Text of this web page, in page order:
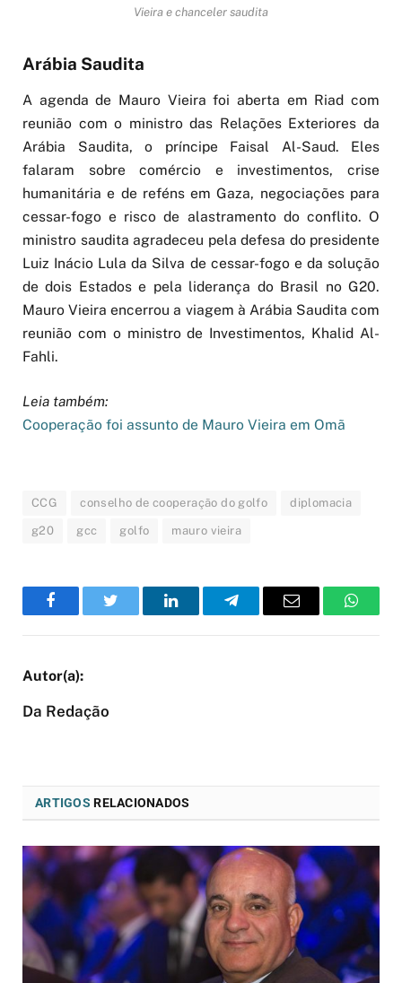
Vieira e chanceler saudita
Arábia Saudita
A agenda de Mauro Vieira foi aberta em Riad com
reunião com o ministro das Relações Exteriores da
Arábia Saudita, o príncipe Faisal Al-Saud. Eles
falaram sobre comércio e investimentos, crise
humanitária e de reféns em Gaza, negociações para
cessar-fogo e risco de alastramento do conflito. O
ministro saudita agradeceu pela defesa do presidente
Luiz Inácio Lula da Silva de cessar-fogo e da solução
de dois Estados e pela liderança do Brasil no G20.
Mauro Vieira encerrou a viagem à Arábia Saudita com
reunião com o ministro de Investimentos, Khalid Al-
Fahli.
Leia também:
Cooperação foi assunto de Mauro Vieira em Omã
CCG conselho de cooperação do golfo diplomacia
g20 gcc golfo mauro vieira
FacebookTwitter LinkedInTelegramEmail
Da Redação
ARTIGOS RELACIONADOS